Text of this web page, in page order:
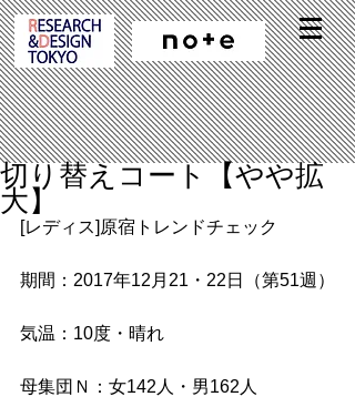
切り替えコート【やや拡
大】
[レディス]原宿トレンドチェック
期間：2017年12月21・22日（第51週）
気温：10度・晴れ
母集団Ｎ：女142人・男162人